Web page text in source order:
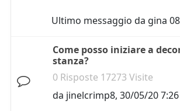
Ultimo messaggio da gina
Come posso iniziare a
stanza?
0 Risposte 17273 Visite
da jinelcrimp8, 30/05/20 7:26